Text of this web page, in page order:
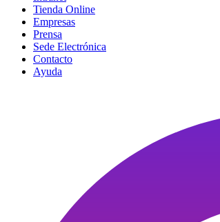
Tienda Online
Empresas
Prensa
Sede Electrónica
Contacto
Ayuda